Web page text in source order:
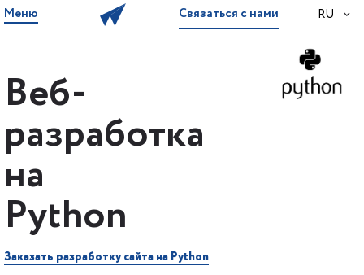
Меню Связаться с нами RU
Веб-
разработка
на
Python
Заказать разработку сайта на Python